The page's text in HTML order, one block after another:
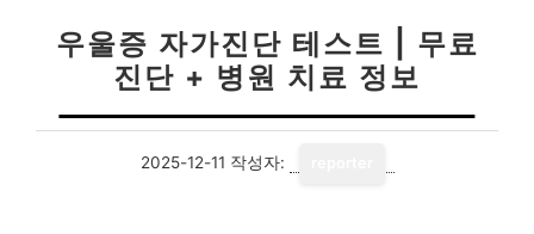
우울증 자가진단 테스트 | 무료
진단 + 병원 치료 정보
2025-12-11 작성자: